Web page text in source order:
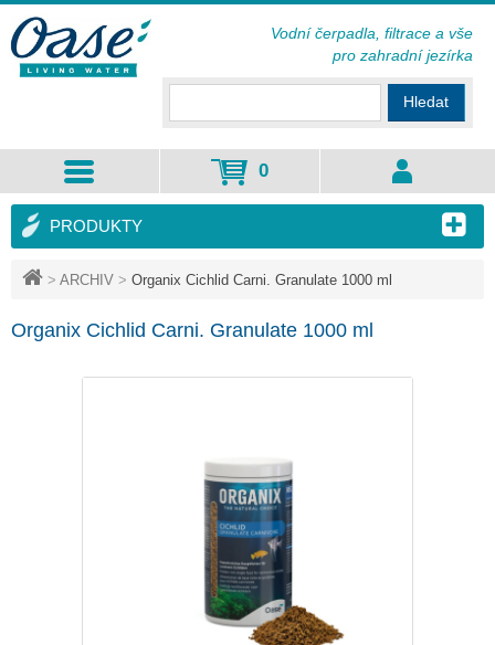
> ARCHIV > Organix Cichlid Carni. Granulate 1000 ml
Organix Cichlid Carni. Granulate 1000 ml
PRODUKTY
Hledat
0
Vodní čerpadla, filtrace a vše
pro zahradní jezírka